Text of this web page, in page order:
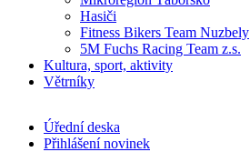
Hasiči
Fitness Bikers Team Nuzbely
5M Fuchs Racing Team z.s.
Kultura, sport, aktivity
Větrníky
Úřední deska
Přihlášení novinek